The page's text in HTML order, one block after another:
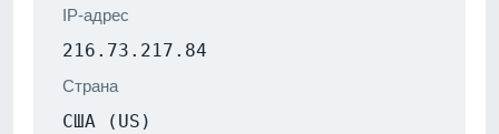
IP-адрес
216.73.217.84
Страна
США (US)